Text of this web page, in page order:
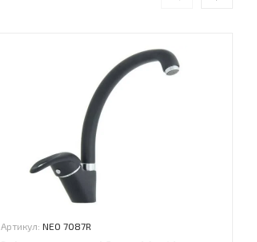
Артикул: NEO 7087R